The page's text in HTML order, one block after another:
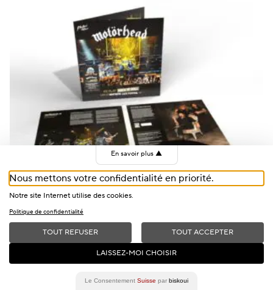
Motörhead, Live At Montreux, Double Vinyle
En savoir plus ▲
Nous mettons votre confidentialité en priorité.
Notre site Internet utilise des cookies.
Politique de confidentialité
TOUT REFUSER TOUT ACCEPTER
LAISSEZ-MOI CHOISIR
Le Consentement Suisse par biskoui